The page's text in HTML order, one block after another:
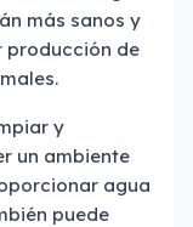
más sanos y
producción de
y
un ambiente
agua
puede